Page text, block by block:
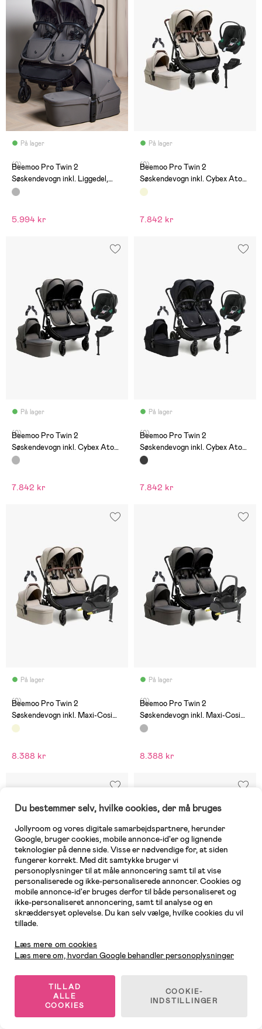
På lager
(0)
Beemoo Pro Twin 2
Søskendevogn inkl. Liggedel,
Mocha Grey
5.994 kr
På lager
(0)
Beemoo Pro Twin 2
Søskendevogn inkl. Cybex Aton
B2 & Base, Latte Beige
7.842 kr
På lager
(0)
Beemoo Pro Twin 2
Søskendevogn inkl. Cybex Aton
B2 & Base, Mocha Grey
7.842 kr
På lager
(0)
Beemoo Pro Twin 2
Søskendevogn inkl. Cybex Aton
B2 & Base, Coffee Black
7.842 kr
På lager
(0)
Beemoo Pro Twin 2
Søskendevogn inkl. Maxi-Cosi
CabrioFix & Base, Latte Beige
8.388 kr
På lager
(0)
Beemoo Pro Twin 2
Søskendevogn inkl. Maxi-Cosi
CabrioFix & Base, Mocha Grey
8.388 kr
På lager
Søskendevogn inkl. Maxi-Cosi
CabrioFix & Base, Coffee Black
Brown/Taupe
Du bestemmer selv, hvilke cookies, der må bruges
Jollyroom og vores digitale samarbejdspartnere, herunder
Google, bruger cookies, mobile annonce-id'er og lignende
teknologier på denne side. Visse er nødvendige for, at siden
fungerer korrekt. Med dit samtykke bruger vi
personoplysninger til at måle annoncering samt til at vise
personaliserede og ikke-personaliserede annoncer. Cookies og
mobile annonce-id'er bruges derfor til både personaliseret og
ikke-personaliseret annoncering, samt til analyse og en
skræddersyet oplevelse. Du kan selv vælge, hvilke cookies du vil
tillade.
Læs mere om cookies
Læs mere om, hvordan Google behandler personoplysninger
TILLAD
ALLE
COOKIES
COOKIE-
INDSTILLINGER